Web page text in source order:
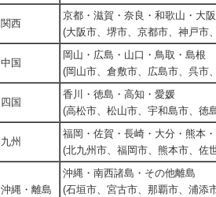
関西
京都・滋賀・奈良・和歌山・大
(大阪市、堺市、京都市、神戸市
中国
岡山・広島・山口・鳥取・島根
(岡山市、倉敷市、広島市、呉市
四国
香川・徳島・高知・愛媛
(高松市、松山市、宇和島市、徳
九州
福岡・佐賀・長崎・大分・熊本
(北九州市、福岡市、熊本市、佐
沖縄・離島
沖縄・南西諸島・その他離島
(石垣市、宮古市、那覇市、浦添